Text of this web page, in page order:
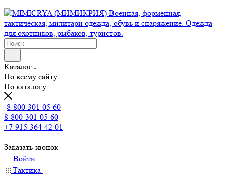
Каталог
По всему сайту
По каталогу
8-800-301-05-60
8-800-301-05-60
+7-915-364-42-01
Заказать звонок
Войти
Тактика